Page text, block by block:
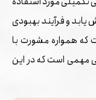
و فرآیند بهبودی
که همواره مشورت با
مهمی است که در این